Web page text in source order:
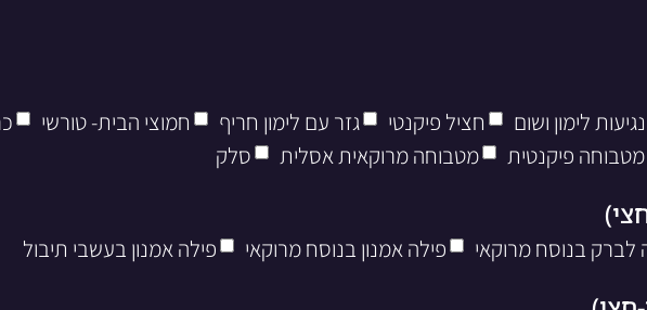
לימון ושום חציל פיקנטי גזר עם לימון חריף חמוצי הבית- טורשי
מטבוחה פיקנטית מטבוחה מרוקאית אסלית סלק
לברק בנוסח מרוקאי פילה אמנון בנוסח מרוקאי פילה אמנון בעשבי תיבול